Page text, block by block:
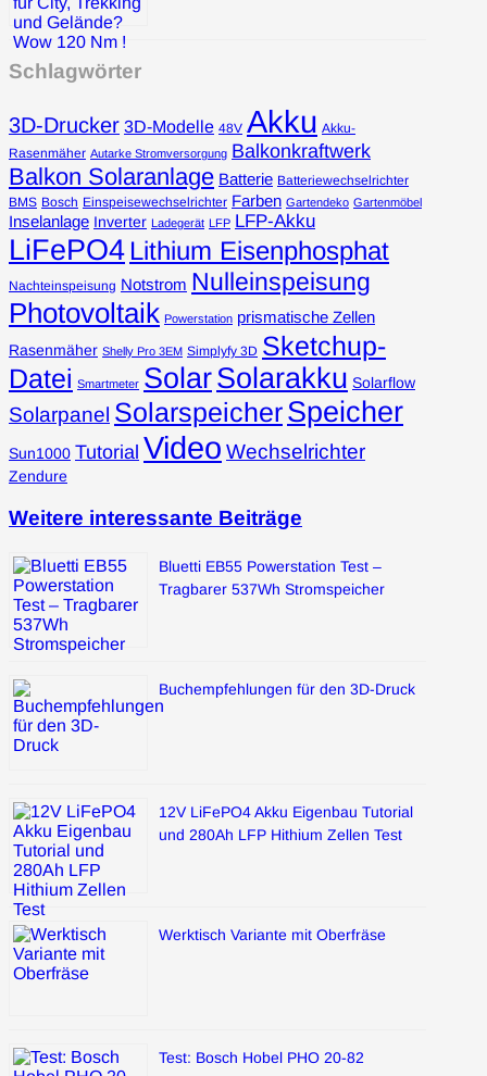
Schlagwörter
3D-Drucker 3D-Modelle 48V Akku Akku-
Rasenmäher Autarke Stromversorgung Balkonkraftwerk
Balkon Solaranlage Batterie Batteriewechselrichter
BMS Bosch Einspeisewechselrichter Farben Gartendeko Gartenmöbel
Inselanlage Inverter Ladegerät LFP LFP-Akku
LiFePO4 Lithium Eisenphosphat
Nachteinspeisung Notstrom Nulleinspeisung
Photovoltaik Powerstation prismatische Zellen
Rasenmäher Shelly Pro 3EM Simplyfy 3D Sketchup-
Datei Smartmeter SolarSolarakku Solarflow
Solarpanel SolarspeicherSpeicher
Sun1000 Tutorial Video Wechselrichter
Zendure
Weitere interessante Beiträge
Bluetti EB55 Powerstation Test –
Tragbarer 537Wh Stromspeicher
Buchempfehlungen für den 3D-Druck
12V LiFePO4 Akku Eigenbau Tutorial
und 280Ah LFP Hithium Zellen Test
Werktisch Variante mit Oberfräse
Test: Bosch Hobel PHO 20-82